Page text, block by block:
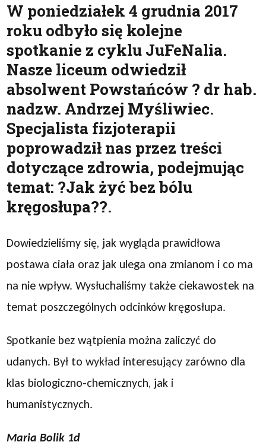
W poniedziałek 4 grudnia 2017
roku odbyło się kolejne
spotkanie z cyklu JuFeNalia.
Nasze liceum odwiedził
absolwent Powstańców ? dr hab.
nadzw. Andrzej Myśliwiec.
Specjalista fizjoterapii
poprowadził nas przez treści
dotyczące zdrowia, podejmując
temat: ?Jak żyć bez bólu
kręgosłupa??.
Dowiedzieliśmy się, jak wygląda prawidłowa
postawa ciała oraz jak ulega ona zmianom i co ma
na nie wpływ. Wysłuchaliśmy także ciekawostek na
temat poszczególnych odcinków kręgosłupa.
Spotkanie bez wątpienia można zaliczyć do
udanych. Był to wykład interesujący zarówno dla
klas biologiczno-chemicznych, jak i
humanistycznych.
Maria Bolik 1d